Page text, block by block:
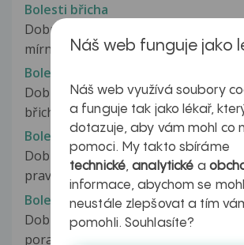
Bolesti břicha
Dobrý den,před necelým rokem
mírnými bolestmi břicha. Lokalizace...
Bolesti břicha
Dobrý den, asi před třemi měsíci
břicho v oblasti cca 5cm...
Bolesti břicha
Dobrý den,již cca měsíc mě trápí tupá
pravém boku při
Bolesti břicha
Dobrý den přeji, omlouvám se, že se
poradnu obracím již poněkolikáté...
Náš web funguje jako
Náš web využívá soubory
a funguje tak jako lékař,
dotazuje, aby vám mohl co
pomoci. My takto sbíráme
technické,analytické a
informace, abychom se
neustále zlepšovat a tím
pomohli. Souhlasíte?